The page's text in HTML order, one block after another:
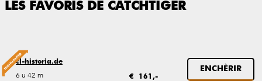
LES FAVORIS DE CATCHTIGER
cl-historia.de
6 u 42 m € 161,-
ENCHÈRIR